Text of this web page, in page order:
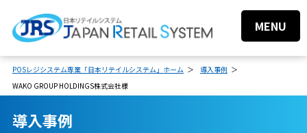
MENU
POSレジシステム専業「日本リテイルシステム」ホーム
導入事例
WAKO GROUP HOLDINGS株式会社様
導入事例